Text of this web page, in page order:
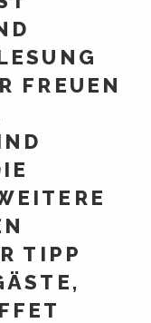
FREUEN
TIPP